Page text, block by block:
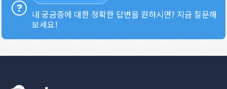
내 궁금증에 대한 정확한 답변을 원하시면? 지금 질문해
보세요!